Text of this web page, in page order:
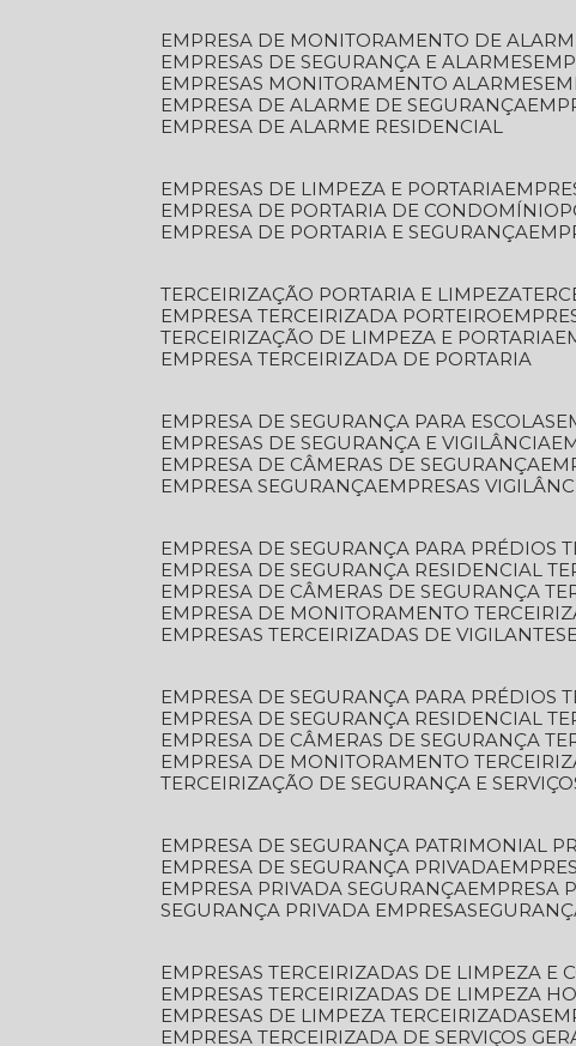
EMPRESA DE MONITORAMENTO DE
EMPRESAS DE SEGURANÇA E ALARMES
EMPRESAS MONITORAMENTO ALARMES
EMPRESA DE ALARME DE SEGURANÇA
EMPRESA DE ALARME RESIDENCIAL
EMPRESAS DE LIMPEZA E PORTARIA
EMPRESA DE PORTARIA DE CONDOMÍNIO
EMPRESA DE PORTARIA E SEGURANÇA
TERCEIRIZAÇÃO PORTARIA E LIMPEZA
EMPRESA TERCEIRIZADA PORTEIRO
TERCEIRIZAÇÃO DE LIMPEZA E PORTARIA
EMPRESA TERCEIRIZADA DE PORTARIA
EMPRESA DE SEGURANÇA PARA ESCOLAS
EMPRESAS DE SEGURANÇA E VIGILÂNCIA
EMPRESA DE CÂMERAS DE SEGURANÇA
EMPRESA SEGURANÇA
EMPRESAS
EMPRESA DE SEGURANÇA PARA PRÉDIOS
EMPRESA DE SEGURANÇA RESIDENCIAL
EMPRESA DE CÂMERAS DE SEGURANÇA
EMPRESA DE MONITORAMENTO
EMPRESAS TERCEIRIZADAS DE VIGILANTES
EMPRESA DE SEGURANÇA PARA PRÉDIOS
EMPRESA DE SEGURANÇA RESIDENCIAL
EMPRESA DE CÂMERAS DE SEGURANÇA
EMPRESA DE MONITORAMENTO
TERCEIRIZAÇÃO DE SEGURANÇA E
EMPRESA DE SEGURANÇA PATRIMONIAL
EMPRESA DE SEGURANÇA PRIVADA
EMPRESA PRIVADA SEGURANÇA
EMPRESA
SEGURANÇA PRIVADA EMPRESA
EMPRESAS TERCEIRIZADAS DE LIMPEZA E
EMPRESAS TERCEIRIZADAS DE LIMPEZA
EMPRESAS DE LIMPEZA TERCEIRIZADAS
EMPRESA TERCEIRIZADA DE SERVIÇOS